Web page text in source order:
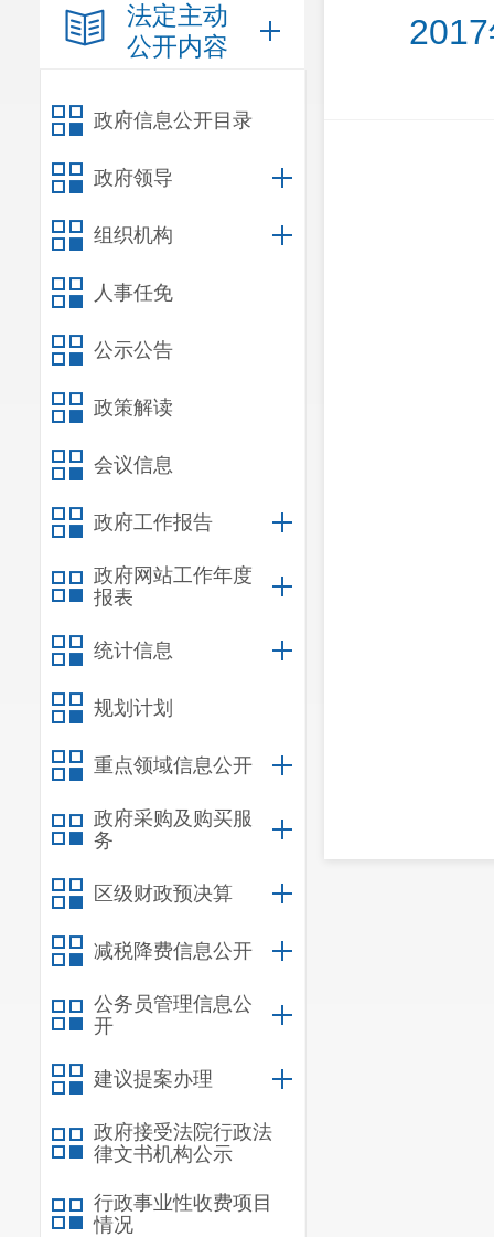
法定主动
公开内容
政府信息公开目录
政府领导
组织机构
人事任免
公示公告
政策解读
会议信息
政府工作报告
政府网站工作年度
报表
统计信息
规划计划
重点领域信息公开
政府采购及购买服
务
区级财政预决算
减税降费信息公开
公务员管理信息公
开
建议提案办理
政府接受法院行政法
律文书机构公示
行政事业性收费项目
情况